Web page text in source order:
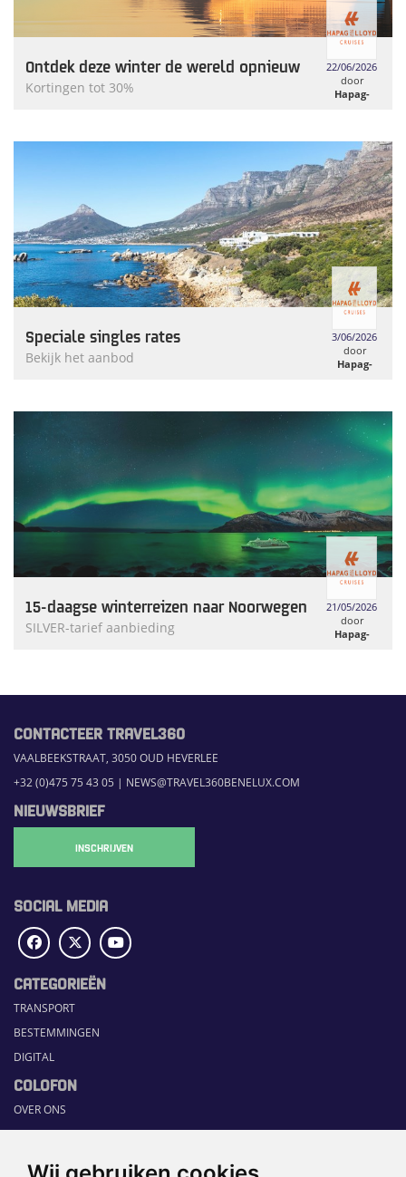
Ontdek deze winter de wereld opnieuw
Kortingen tot 30%
22/06/2026
door
Hapag-
Speciale singles rates
Bekijk het aanbod
3/06/2026
door
Hapag-
15-daagse winterreizen naar Noorwegen
SILVER-tarief aanbieding
21/05/2026
door
Hapag-
CONTACTEER TRAVEL360
VAALBEEKSTRAAT, 3050 OUD HEVERLEE
+32 (0)475 75 43 05 | NEWS@TRAVEL360BENELUX.COM
NIEUWSBRIEF
INSCHRIJVEN
SOCIAL MEDIA
CATEGORIEËN
TRANSPORT
BESTEMMINGEN
DIGITAL
COLOFON
OVER ONS
COMMUNICATION PLATFORM